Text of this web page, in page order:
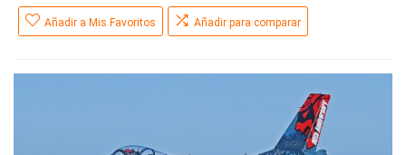
Añadir a Mis Favoritos Añadir para comparar